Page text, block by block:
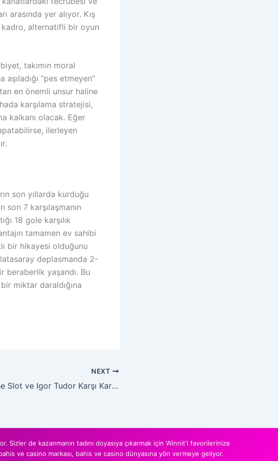
arasında yer alıyor. Kış
alternatifli bir oyun
takımın moral
“pes etmeyen”
en önemli unsur haline
karşılama stratejisi,
kalkanı olacak. Eğer
ilerleyen
son yıllarda kurduğu
son 7 karşılaşmanın
18 gole karşılık
tamamen ev sahibi
bir hikayesi olduğunu
deplasmanda 2-
beraberlik yaşandı. Bu
miktar daraldığına
NEXT
Arne Slot ve Igor Tudor Karşı Karşıya: Anfield Yol Ayrımı
de kazanmanın tadını doyasıya çıkarmak için Winnit'i favorilerinize
ve casino markası, bahis ve casino dünyasına yön vermeye geliyor.